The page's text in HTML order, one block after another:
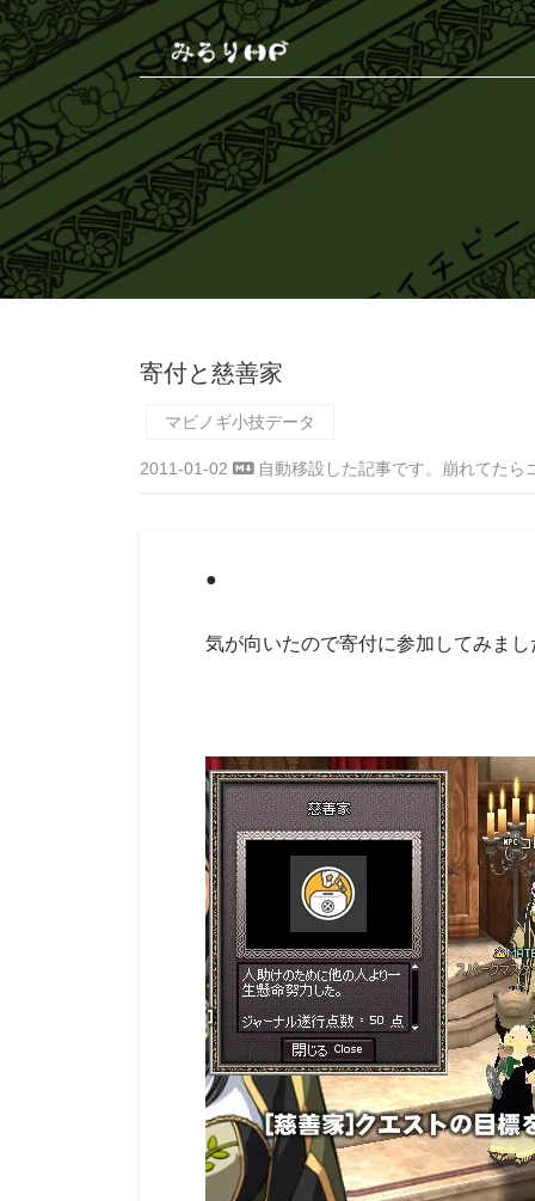
寄付と慈善家
マビノギ小技データ
2011-01-02 自動移設した記事です。崩れてたら
●
気が向いたので寄付に参加してみまし